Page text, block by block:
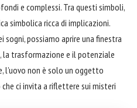
e complessi. Tra questi simboli,
simbolica ricca di implicazioni.
sogni, possiamo aprire una finestra
la trasformazione e il potenziale
l’uovo non è solo un oggetto
ci invita a riflettere sui misteri